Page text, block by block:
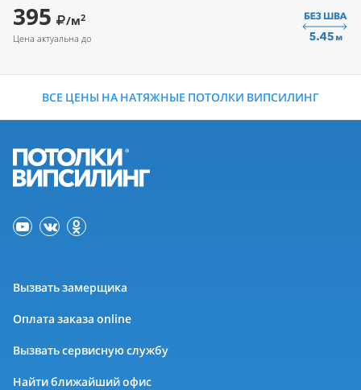
395 /м2
Цена актуальна до
ВСЕ ЦЕНЫ НА НАТЯЖНЫЕ ПОТОЛКИ ВИПСИЛИНГ
Вызвать замерщика
Оплата заказа online
Вызвать сервисную службу
Найти ближайший офис